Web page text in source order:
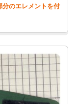
のエレメントを付